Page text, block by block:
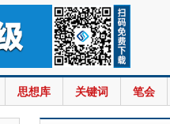
思想库 关键词 笔会